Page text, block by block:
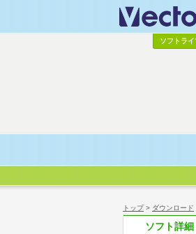
トップ> ダウンロード
ソフト詳細
ソフトライ